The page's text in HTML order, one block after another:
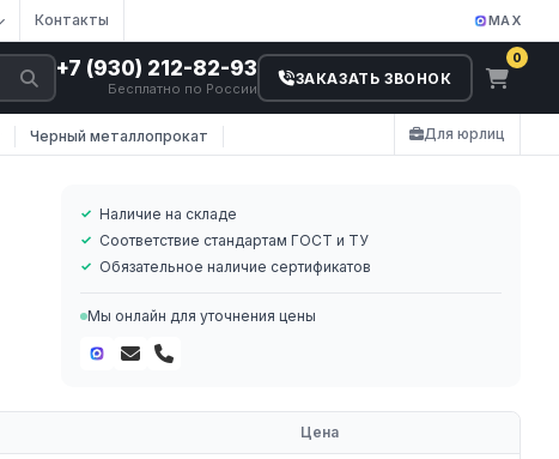
Контакты MAX
+7 (930) 212-82-93
Бесплатно по России
ЗАКАЗАТЬ ЗВОНОК
0
Черный металлопрокат Для юрлиц
Наличие на складе
Соответствие стандартам ГОСТ и ТУ
Обязательное наличие сертификатов
Мы онлайн для уточнения цены
Цена